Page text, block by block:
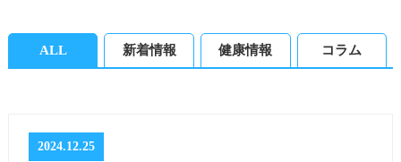
ALL 新着情報 健康情報 コラム
2024.12.25